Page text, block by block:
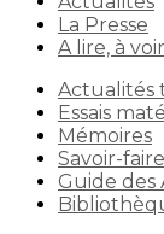
La Presse
A lire, à
Actualités
Essais
Mémoires
Savoir-faire
Guide des